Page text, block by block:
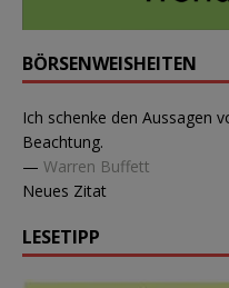
BÖRSENWEISHEITEN
Ich schenke den Aussagen
Beachtung.
— Warren Buffett
Neues Zitat
LESETIPP